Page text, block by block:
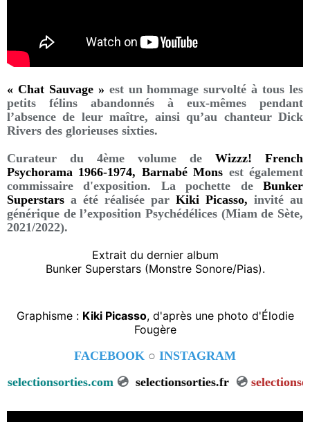
« Chat Sauvage » est un hommage survolté à tous les
petits félins abandonnés à eux-mêmes pendant
l’absence de leur maître, ainsi qu’au chanteur Dick
Rivers des glorieuses sixties.
Curateur du 4ème volume de Wizzz! French
Psychorama 1966-1974, Barnabé Mons est également
commissaire d'exposition. La pochette de Bunker
Superstars a été réalisée par Kiki Picasso, invité au
générique de l’exposition Psychédélices (Miam de Sète,
2021/2022).
Extrait du dernier album
Bunker Superstars (Monstre Sonore/Pias).
Graphisme : Kiki Picasso, d'après une photo d'Élodie
Fougère
FACEBOOK ○ INSTAGRAM
💿 selectionsorties.fr💿